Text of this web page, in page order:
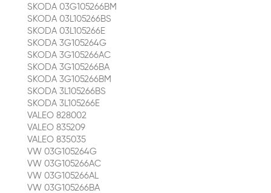
SKODA 03G105266BM
SKODA 03L105266BS
SKODA 03L105266E
SKODA 3G105264G
SKODA 3G105266AC
SKODA 3G105266BA
SKODA 3G105266BM
SKODA 3L105266BS
SKODA 3L105266E
VALEO 828002
VALEO 835209
VALEO 835035
VW 03G105264G
VW 03G105266AC
VW 03G105266AL
VW 03G105266BA